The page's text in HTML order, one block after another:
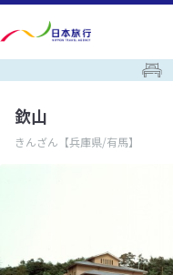
欽山
きんざん 【兵庫県/有馬】